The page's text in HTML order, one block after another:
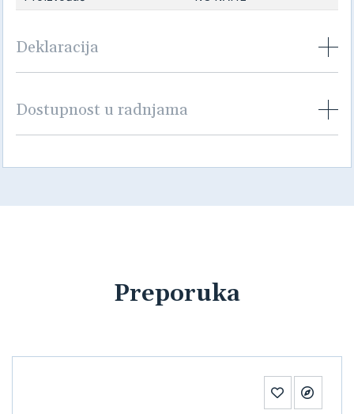
Deklaracija
Dostupnost u radnjama
Preporuka